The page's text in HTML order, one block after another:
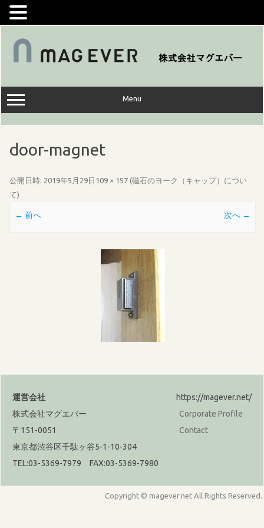
コ
キ
ッ
プ
Menu
door-magnet
公開日時: 2019年5月29日 109 × 157 (磁石のヨーク（キャップ）につい
て)
← 前へ 次へ →
運営会社
株式会社マグエバー
〒151-0051
東京都渋谷区千駄ヶ谷5-1-10-304
TEL:03-5369-7979 FAX:03-5369-7980
https://magever.net/
Corporate Profile
Contact
Copyright © magever.net All Rights Reserved.